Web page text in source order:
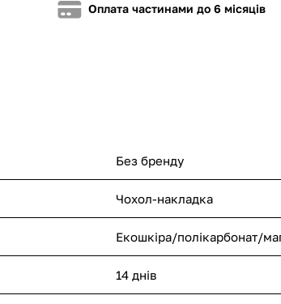
Оплата частинами до 6 місяців
Без бренду
Чохол-накладка
Екошкіра/полікарбонат/
14 днів